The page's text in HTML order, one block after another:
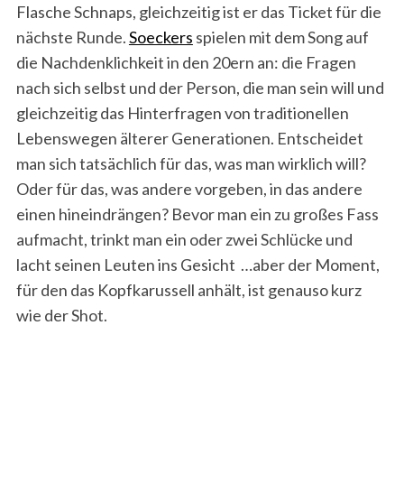
Flasche Schnaps, gleichzeitig ist er das Ticket für die
nächste Runde.Soeckers spielen mit dem Song auf
die Nachdenklichkeit in den 20ern an: die Fragen
nach sich selbst und der Person, die man sein will und
gleichzeitig das Hinterfragen von traditionellen
Lebenswegen älterer Generationen. Entscheidet
man sich tatsächlich für das, was man wirklich will?
Oder für das, was andere vorgeben, in das andere
einen hineindrängen? Bevor man ein zu großes Fass
aufmacht, trinkt man ein oder zwei Schlücke und
lacht seinen Leuten ins Gesicht …aber der Moment,
für den das Kopfkarussell anhält, ist genauso kurz
wie der Shot.